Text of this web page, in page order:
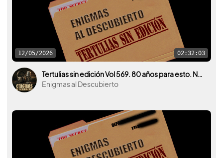
12/05/2026 02:32:03
Tertulias sin edición Vol 569. 80 años para esto. Nueva desclasificación OVNI por parte de U.S.A.
Enigmas al Descubierto